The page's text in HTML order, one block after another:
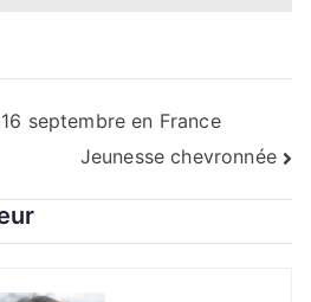
septembre en France
Jeunesse chevronnée